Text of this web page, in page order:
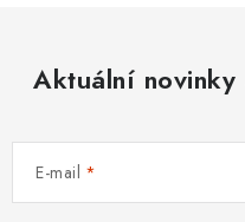
Aktuální novinky
E-mail